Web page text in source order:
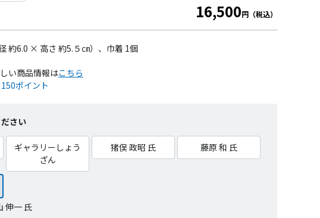
16,500円（税込）
約6.0 × 高さ 約5.５㎝）、巾着 1個
150ポイント
さい
ギャラリーしょう
ざん
猪俣 政昭 氏 藤原 和 氏
伸一 氏
い商品情報はこちら